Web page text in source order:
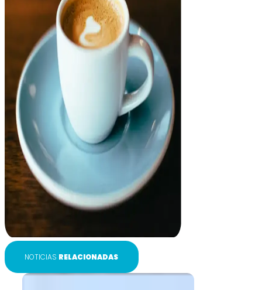
NOTICIAS RELACIONADAS